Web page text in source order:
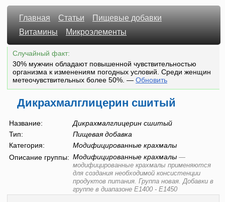
Главная Статьи
Пищевые добавки
Витамины
Микроэлементы
Случайный факт:
30% мужчин обладают повышенной чувствительностью
организма к изменениям погодных условий. Среди женщин
метеочувствительных более 50%. — Обновить
Дикрахмалглицерин сшитый
Название:
Дикрахмалглицерин сшитый
Тип:
Пищевая добавка
Категория:
Модифицированные крахмалы
Описание группы: Модифицированные крахмалы —
модифицированные крахмалы применяются
для создания необходимой консистенции
продуктов питания. Группа новая. Добавки в
группе в диапазоне Е1400 - Е1450